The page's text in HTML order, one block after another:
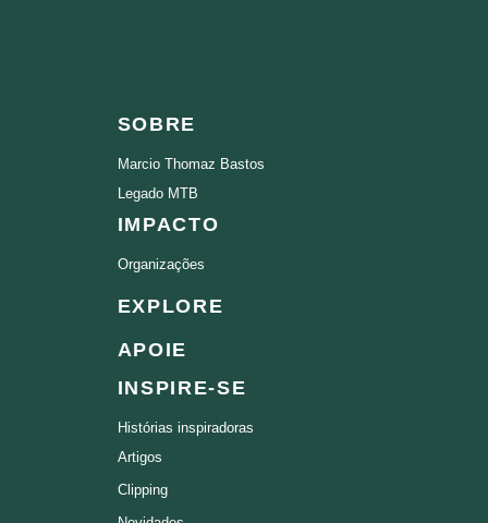
SOBRE
Marcio Thomaz Bastos
Legado MTB
IMPACTO
Organizações
EXPLORE
APOIE
INSPIRE-SE
Histórias inspiradoras
Artigos
Clipping